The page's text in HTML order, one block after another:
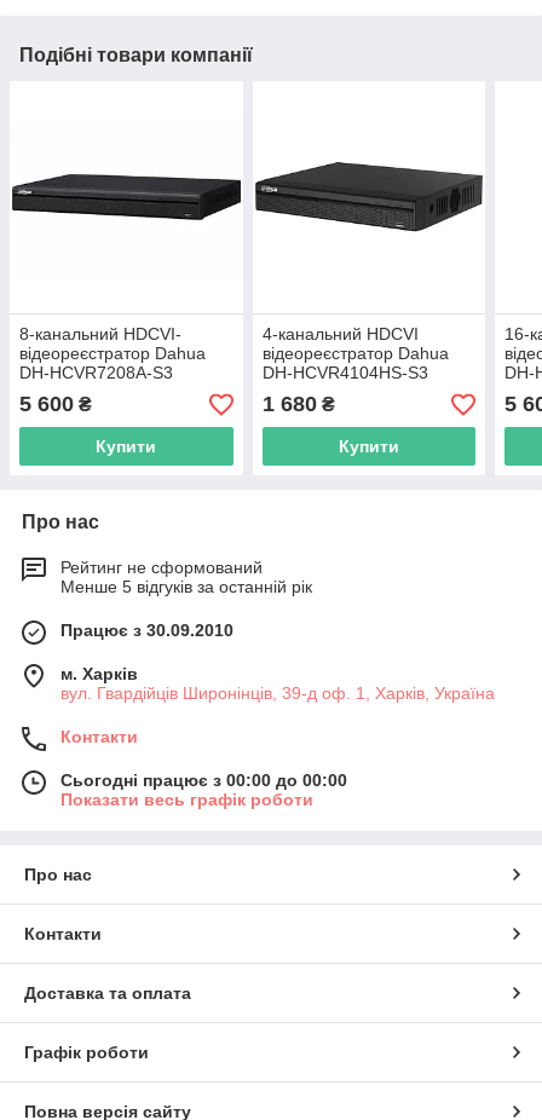
Подібні товари компанії
8-канальний HDCVI-
відеореєстратор Dahua
DH-HCVR7208A-S3
5 600 ₴
Купити
4-канальний HDCVI
відеореєстратор Dahua
DH-HCVR4104HS-S3
1 680₴
Купити
16-
DH-
5
Про нас
Рейтинг не сформований
Менше 5 відгуків за останній рік
Працює з 30.09.2010
м. Харків
вул. Гвардійців Широнінців, 39-д оф. 1, Харків, Україна
Контакти
Сьогодні працює з 00:00 до 00:00
Показати весь графік роботи
Про нас
Контакти
Доставка та оплата
Графік роботи
Повна версія сайту